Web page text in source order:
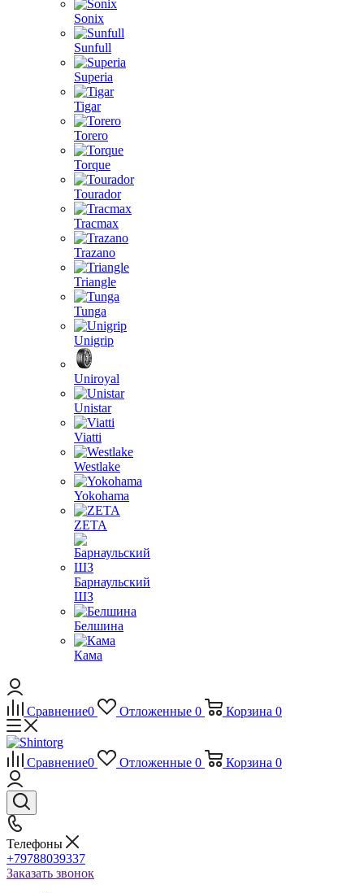
Sonix
Sunfull
Superia
Tigar
Torero
Torque
Tourador
Tracmax
Trazano
Triangle
Tunga
Unigrip
Uniroyal
Unistar
Viatti
Westlake
Yokohama
ZETA
Барнаульский
ШЗ
Белшина
Кама
Сравнение0 Отложенные 0 Корзина 0
Сравнение0 Отложенные 0 Корзина 0
Телефоны
+79788039337
Заказать звонок